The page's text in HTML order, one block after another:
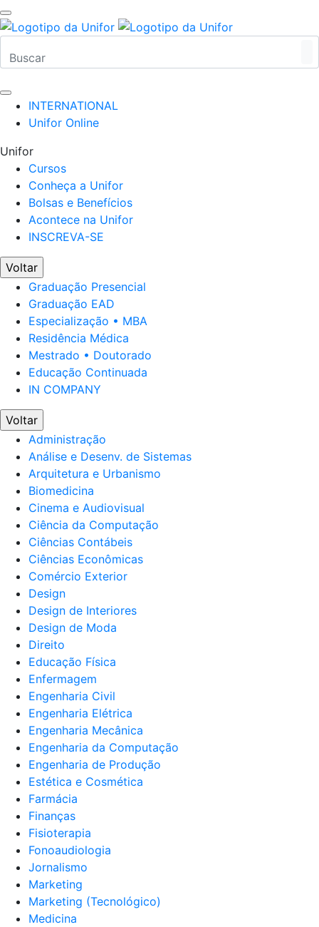
INTERNATIONAL
Unifor Online
Unifor
Cursos
Conheça a Unifor
Bolsas e Benefícios
Acontece na Unifor
INSCREVA-SE
Voltar
Graduação Presencial
Graduação EAD
Especialização • MBA
Residência Médica
Mestrado • Doutorado
Educação Continuada
IN COMPANY
Voltar
Administração
Análise e Desenv. de Sistemas
Arquitetura e Urbanismo
Biomedicina
Cinema e Audiovisual
Ciência da Computação
Ciências Contábeis
Ciências Econômicas
Comércio Exterior
Design
Design de Interiores
Design de Moda
Direito
Educação Física
Enfermagem
Engenharia Civil
Engenharia Elétrica
Engenharia Mecânica
Engenharia da Computação
Engenharia de Produção
Estética e Cosmética
Farmácia
Finanças
Fisioterapia
Fonoaudiologia
Jornalismo
Marketing
Marketing (Tecnológico)
Medicina